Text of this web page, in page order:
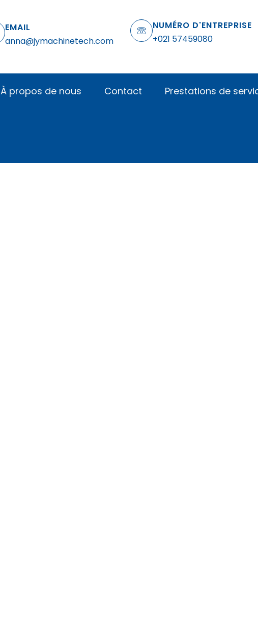
EMAIL
anna@jymachinetech.com
NUMÉRO D'ENTREPRISE
+021 57459080
À propos de nous Contact Prestations de